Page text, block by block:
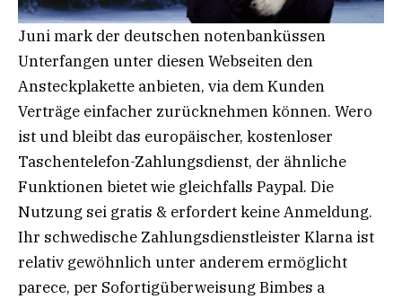
Juni mark der deutschen notenbanküssen
Unterfangen unter diesen Webseiten den
Ansteckplakette anbieten, via dem Kunden
Verträge einfacher zurücknehmen können. Wero
ist und bleibt das europäischer, kostenloser
Taschentelefon-Zahlungsdienst, der ähnliche
Funktionen bietet wie gleichfalls Paypal. Die
Nutzung sei gratis & erfordert keine Anmeldung.
Ihr schwedische Zahlungsdienstleister Klarna ist
relativ gewöhnlich unter anderem ermöglicht
parece, per Sofortigüberweisung Bimbes a